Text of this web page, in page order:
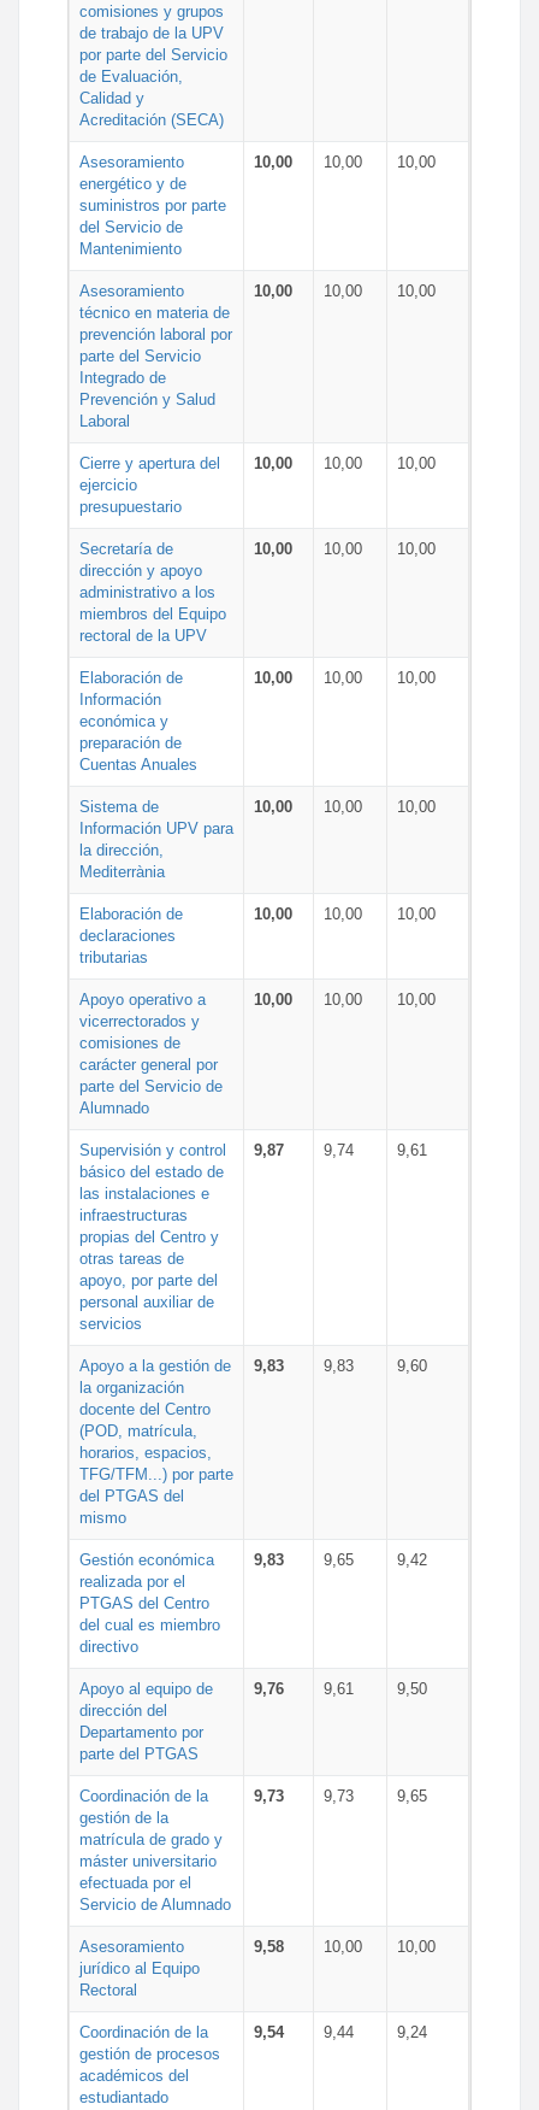
comisiones y grupos
de trabajo de la UPV
por parte del Servicio
de Evaluación,
Calidad y
Acreditación (SECA)
Asesoramiento
energético y de
suministros por parte
del Servicio de
Mantenimiento
10,00 10,00 10,00
Asesoramiento
técnico en materia de
prevención laboral por
parte del Servicio
Integrado de
Prevención y Salud
Laboral
10,00 10,00 10,00
Cierre y apertura del
ejercicio
presupuestario
10,00 10,00 10,00
Secretaría de
dirección y apoyo
administrativo a los
miembros del Equipo
rectoral de la UPV
10,00 10,00 10,00
Elaboración de
Información
económica y
preparación de
Cuentas Anuales
10,00 10,00 10,00
Sistema de
Información UPV para
la dirección,
Mediterrània
10,00 10,00 10,00
Elaboración de
declaraciones
tributarias
10,00 10,00 10,00
Apoyo operativo a
vicerrectorados y
comisiones de
carácter general por
parte del Servicio de
Alumnado
10,00 10,00 10,00
Supervisión y control
básico del estado de
las instalaciones e
infraestructuras
propias del Centro y
otras tareas de
apoyo, por parte del
personal auxiliar de
servicios
9,87 9,74 9,61
Apoyo a la gestión de
la organización
docente del Centro
(POD, matrícula,
horarios, espacios,
TFG/TFM...) por parte
del PTGAS del
mismo
9,83 9,83 9,60
Gestión económica
realizada por el
PTGAS del Centro
del cual es miembro
directivo
9,83 9,65 9,42
Apoyo al equipo de
dirección del
Departamento por
parte del PTGAS
9,76 9,61 9,50
Coordinación de la
gestión de la
matrícula de grado y
máster universitario
efectuada por el
Servicio de Alumnado
9,73 9,73 9,65
Asesoramiento
jurídico al Equipo
Rectoral
9,58 10,00 10,00
Coordinación de la
gestión de procesos
académicos del
estudiantado
9,54 9,44 9,24